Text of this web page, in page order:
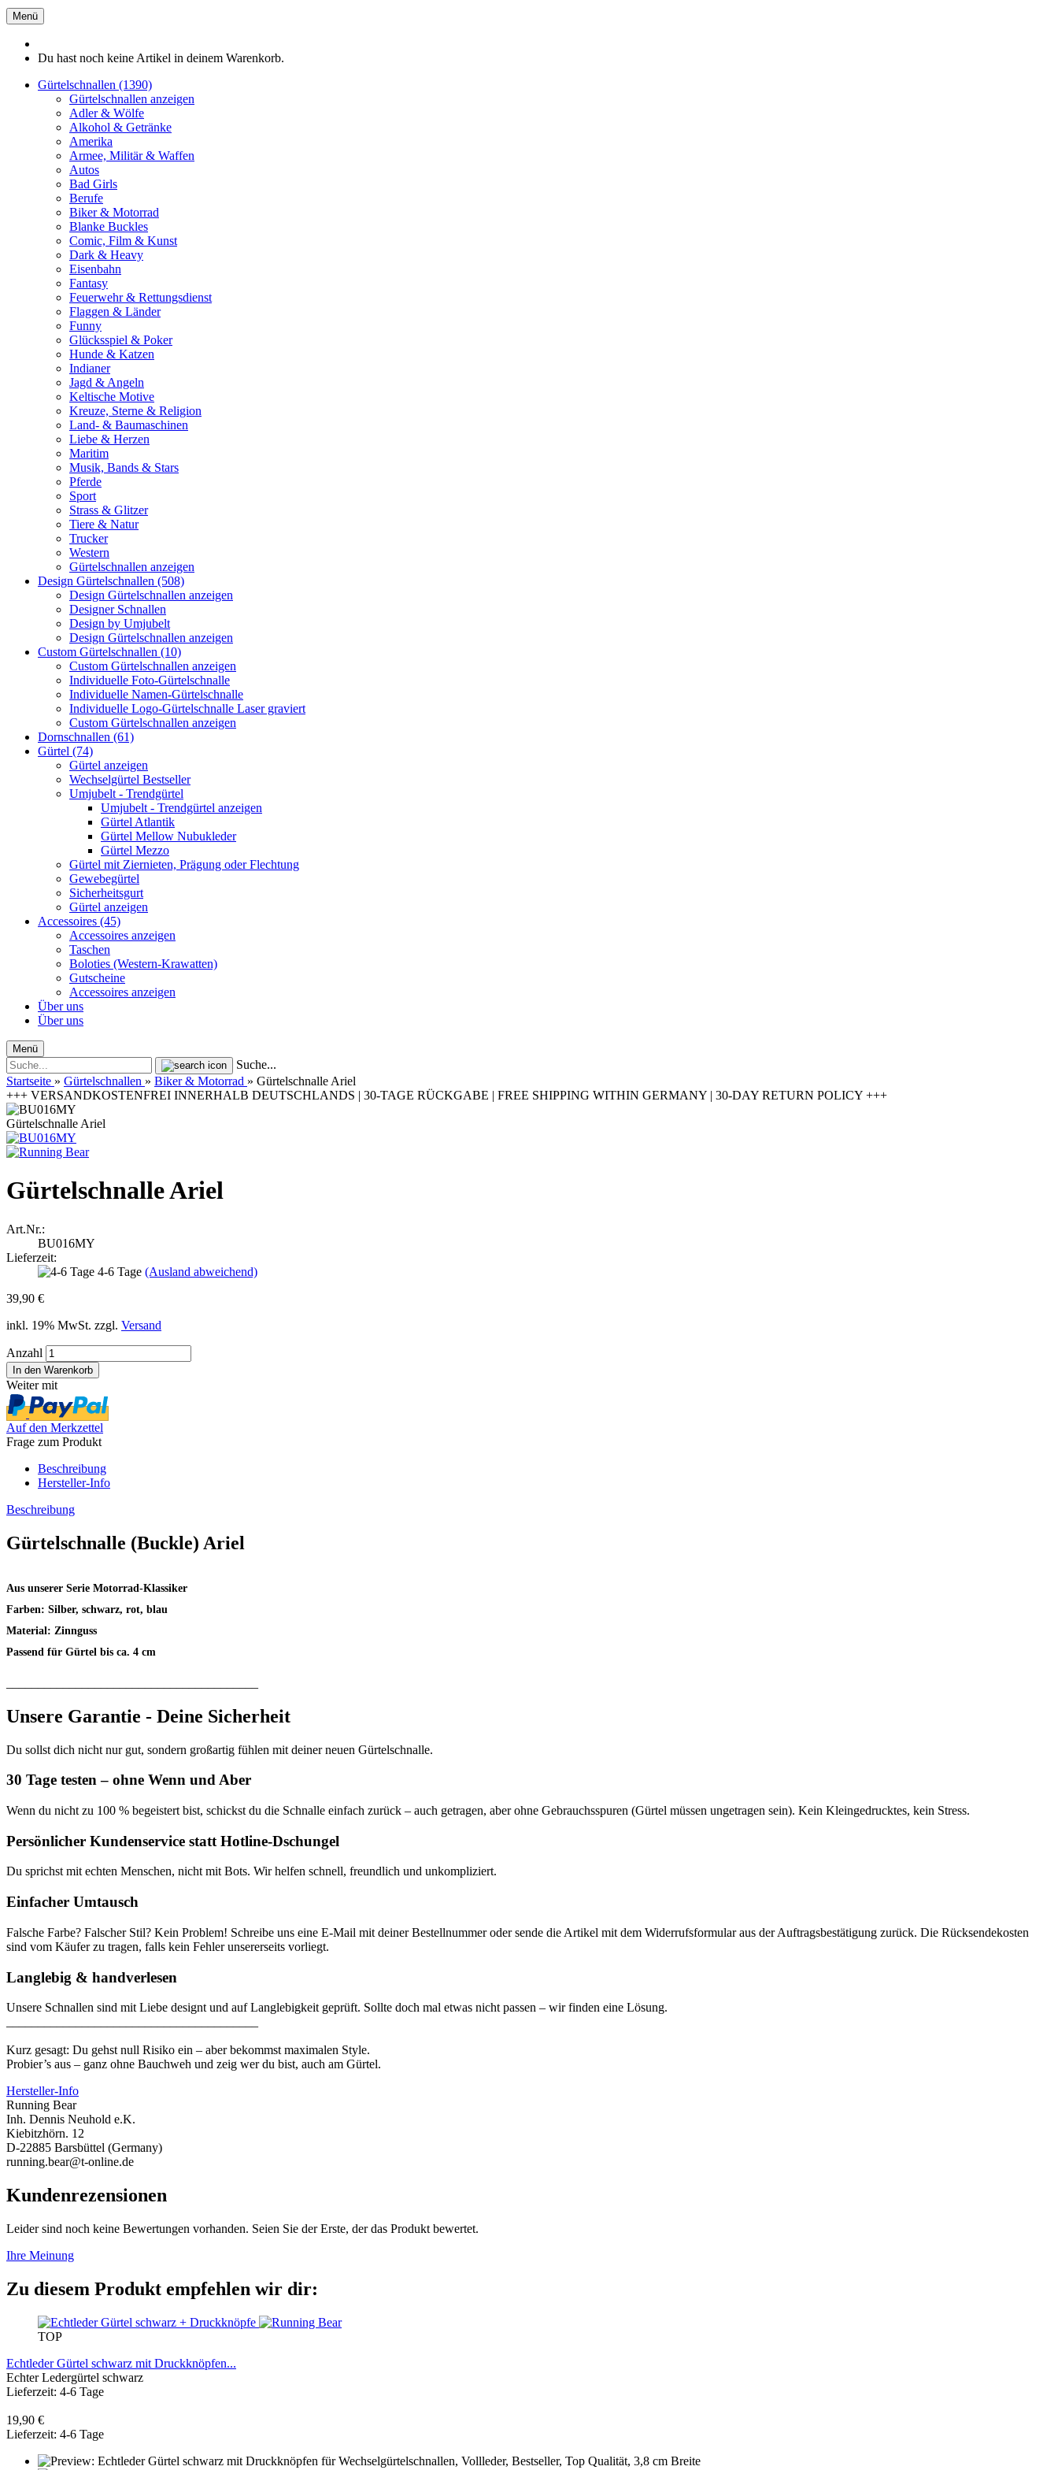
Menü
Du hast noch keine Artikel in deinem Warenkorb.
Gürtelschnallen (1390)
Gürtelschnallen anzeigen
Adler & Wölfe
Alkohol & Getränke
Amerika
Armee, Militär & Waffen
Autos
Bad Girls
Berufe
Biker & Motorrad
Blanke Buckles
Comic, Film & Kunst
Dark & Heavy
Eisenbahn
Fantasy
Feuerwehr & Rettungsdienst
Flaggen & Länder
Funny
Glücksspiel & Poker
Hunde & Katzen
Indianer
Jagd & Angeln
Keltische Motive
Kreuze, Sterne & Religion
Land- & Baumaschinen
Liebe & Herzen
Maritim
Musik, Bands & Stars
Pferde
Sport
Strass & Glitzer
Tiere & Natur
Trucker
Western
Gürtelschnallen anzeigen
Design Gürtelschnallen (508)
Design Gürtelschnallen anzeigen
Designer Schnallen
Design by Umjubelt
Design Gürtelschnallen anzeigen
Custom Gürtelschnallen (10)
Custom Gürtelschnallen anzeigen
Individuelle Foto-Gürtelschnalle
Individuelle Namen-Gürtelschnalle
Individuelle Logo-Gürtelschnalle Laser graviert
Custom Gürtelschnallen anzeigen
Dornschnallen (61)
Gürtel (74)
Gürtel anzeigen
Wechselgürtel Bestseller
Umjubelt - Trendgürtel
Umjubelt - Trendgürtel anzeigen
Gürtel Atlantik
Gürtel Mellow Nubukleder
Gürtel Mezzo
Gürtel mit Ziernieten, Prägung oder Flechtung
Gewebegürtel
Sicherheitsgurt
Gürtel anzeigen
Accessoires (45)
Accessoires anzeigen
Taschen
Boloties (Western-Krawatten)
Gutscheine
Accessoires anzeigen
Über uns
Über uns
Menü
Suche...
Startseite » Gürtelschnallen » Biker & Motorrad » Gürtelschnalle Ariel
+++ VERSANDKOSTENFREI INNERHALB DEUTSCHLANDS | 30-TAGE RÜCKGABE | FREE SHIPPING WITHIN GERMANY | 30-DAY RETURN POLICY +++
Gürtelschnalle Ariel
Gürtelschnalle Ariel
Art.Nr.:
BU016MY
Lieferzeit:
4-6 Tage (Ausland abweichend)
39,90 €
inkl. 19% MwSt. zzgl. Versand
Anzahl
Weiter mit
Auf den Merkzettel
Frage zum Produkt
Beschreibung
Hersteller-Info
Beschreibung
Gürtelschnalle (Buckle) Ariel
Aus unserer Serie Motorrad-Klassiker
Farben: Silber, schwarz, rot, blau
Material: Zinnguss
Passend für Gürtel bis ca. 4 cm
Unsere Garantie - Deine Sicherheit
Du sollst dich nicht nur gut, sondern großartig fühlen mit deiner neuen Gürtelschnalle.
30 Tage testen – ohne Wenn und Aber
Wenn du nicht zu 100 % begeistert bist, schickst du die Schnalle einfach zurück – auch getragen, aber ohne Gebrauchsspuren (Gürtel müssen ungetragen sein). Kein Kleingedrucktes, kein Stress.
Persönlicher Kundenservice statt Hotline-Dschungel
Du sprichst mit echten Menschen, nicht mit Bots. Wir helfen schnell, freundlich und unkompliziert.
Einfacher Umtausch
Falsche Farbe? Falscher Stil? Kein Problem! Schreibe uns eine E-Mail mit deiner Bestellnummer oder sende die Artikel mit dem Widerrufsformular aus der Auftragsbestätigung zurück. Die Rücksendekosten
sind vom Käufer zu tragen, falls kein Fehler unsererseits vorliegt.
Langlebig & handverlesen
Unsere Schnallen sind mit Liebe designt und auf Langlebigkeit geprüft. Sollte doch mal etwas nicht passen – wir finden eine Lösung.
Kurz gesagt: Du gehst null Risiko ein – aber bekommst maximalen Style.
Probier’s aus – ganz ohne Bauchweh und zeig wer du bist, auch am Gürtel.
Hersteller-Info
Running Bear
Inh. Dennis Neuhold e.K.
Kiebitzhörn. 12
D-22885 Barsbüttel (Germany)
running.bear@t-online.de
Kundenrezensionen
Leider sind noch keine Bewertungen vorhanden. Seien Sie der Erste, der das Produkt bewertet.
Ihre Meinung
Zu diesem Produkt empfehlen wir dir:
TOP
Echtleder Gürtel schwarz mit Druckknöpfen...
Echter Ledergürtel schwarz
Lieferzeit: 4-6 Tage
19,90 €
Lieferzeit: 4-6 Tage